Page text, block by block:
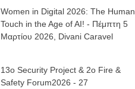
Women in Digital 2026: The Human
Touch in the Age of AI! - Πέμπτη 5
Μαρτίου 2026, Divani Caravel
13ο Security Project & 2ο Fire &
Safety Forum2026 - 27